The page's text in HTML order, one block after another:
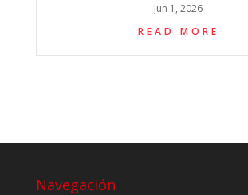
Jun 1, 2026
READ MORE
Navegación